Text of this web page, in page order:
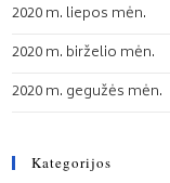
2020 m. liepos mėn.
2020 m. birželio mėn.
2020 m. gegužės mėn.
Kategorijos